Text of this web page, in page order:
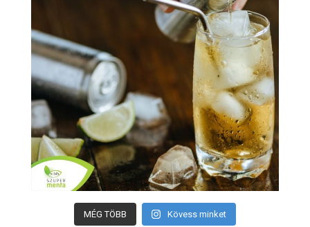
MÉG TÖBB Kövess minket